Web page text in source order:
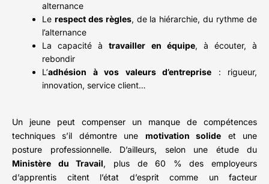
alternance
Le respect des règles, de la hiérarchie, du rythme de
l’alternance
La capacité àtravailler en équipe, à écouter, à
rebondir
L’adhésion à vos valeurs d’entreprise : rigueur,
innovation, service client…
Un jeune peut compenser un manque de compétences
techniques s’il démontre une motivation solide et une
posture professionnelle. D’ailleurs, selon une étude du
Ministère du Travail, plus de 60 % des employeurs
d’apprentis citent l’état d’esprit comme un facteur